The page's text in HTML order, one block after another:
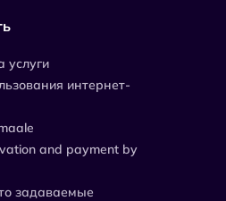
услуги
интернет-
and payment by
задаваемые